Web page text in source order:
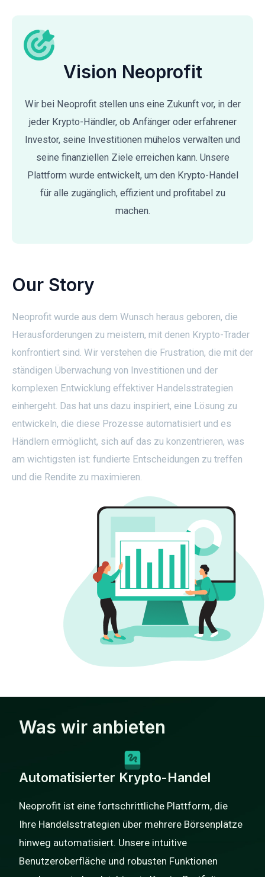
Vision Neoprofit
Wir bei Neoprofit stellen uns eine Zukunft vor, in der
jeder Krypto-Händler, ob Anfänger oder erfahrener
Investor, seine Investitionen mühelos verwalten und
seine finanziellen Ziele erreichen kann. Unsere
Plattform wurde entwickelt, um den Krypto-Handel
für alle zugänglich, effizient und profitabel zu
machen.
Our Story
Neoprofit wurde aus dem Wunsch heraus geboren, die
Herausforderungen zu meistern, mit denen Krypto-Trader
konfrontiert sind. Wir verstehen die Frustration, die mit der
ständigen Überwachung von Investitionen und der
komplexen Entwicklung effektiver Handelsstrategien
einhergeht. Das hat uns dazu inspiriert, eine Lösung zu
entwickeln, die diese Prozesse automatisiert und es
Händlern ermöglicht, sich auf das zu konzentrieren, was
am wichtigsten ist: fundierte Entscheidungen zu treffen
und die Rendite zu maximieren.
Was wir anbieten
Automatisierter Krypto-Handel
Neoprofit ist eine fortschrittliche Plattform, die
Ihre Handelsstrategien über mehrere Börsenplätze
hinweg automatisiert. Unsere intuitive
Benutzeroberfläche und robusten Funktionen